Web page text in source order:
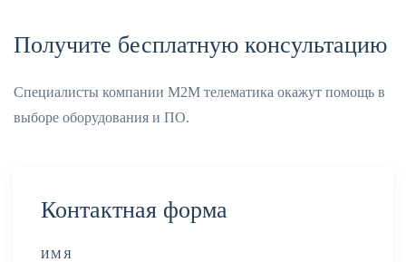
Получите бесплатную консультацию
Специалисты компании М2М телематика окажут помощь в
выборе оборудования и ПО.
Контактная форма
ИМЯ